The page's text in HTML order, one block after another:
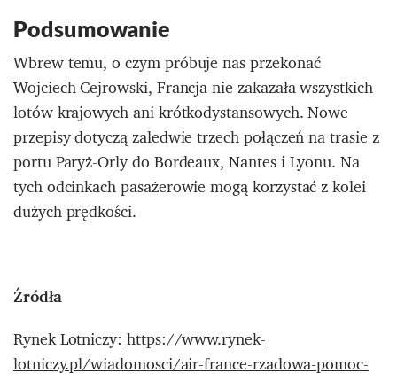
Podsumowanie
Wbrew temu, o czym próbuje nas przekonać
Wojciech Cejrowski, Francja nie zakazała wszystkich
lotów krajowych ani krótkodystansowych. Nowe
przepisy dotyczą zaledwie trzech połączeń na trasie z
portu Paryż-Orly do Bordeaux, Nantes i Lyonu. Na
tych odcinkach pasażerowie mogą korzystać z kolei
dużych prędkości.
Źródła
Rynek Lotniczy: https://www.rynek-
lotniczy.pl/wiadomosci/air-france-rzadowa-pomoc-